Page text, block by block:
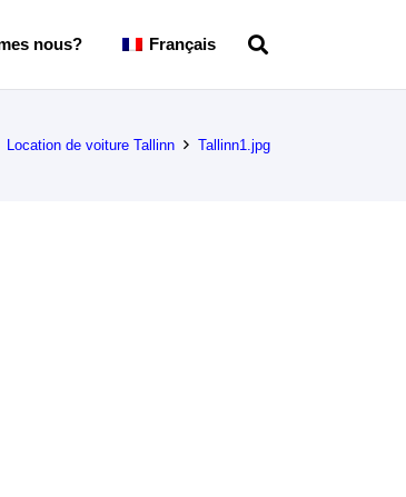
nous? Français
Location de voiture Tallinn Tallinn1.jpg